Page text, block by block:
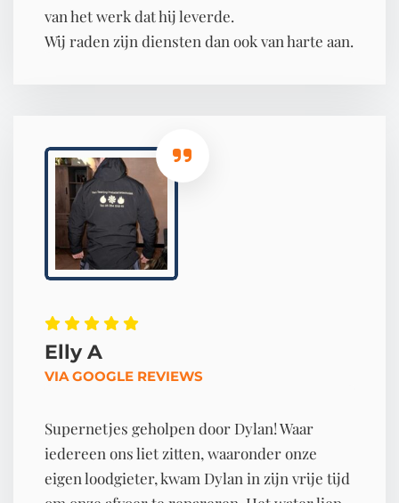
van het werk dat hij leverde.
Wij raden zijn diensten dan ook van harte aan.
Elly A
VIA GOOGLE REVIEWS
Supernetjes geholpen door Dylan! Waar
iedereen ons liet zitten, waaronder onze
eigen loodgieter, kwam Dylan in zijn vrije tijd